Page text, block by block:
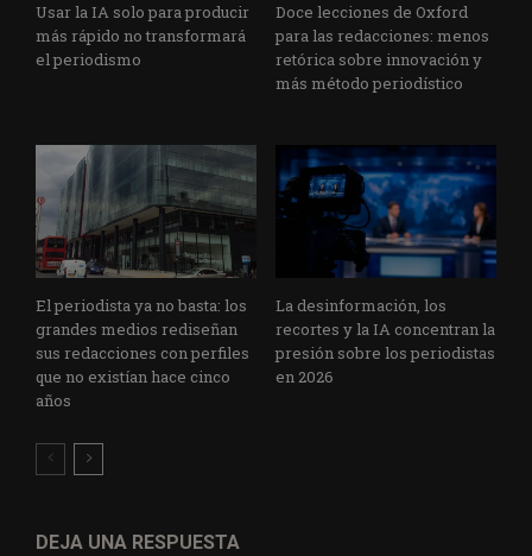
Usar la IA solo para producir
más rápido no transformará
el periodismo
Doce lecciones de Oxford
para las redacciones: menos
retórica sobre innovación y
más método periodístico
El periodista ya no basta: los
grandes medios rediseñan
sus redacciones con perfiles
que no existían hace cinco
años
La desinformación, los
recortes y la IA concentran la
presión sobre los periodistas
en 2026
DEJA UNA RESPUESTA